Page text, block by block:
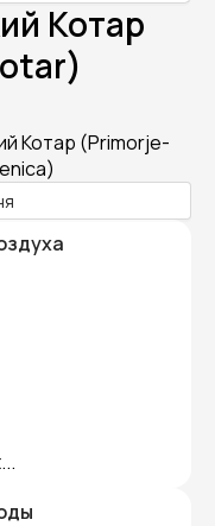
Котар
Котар (Primorje-